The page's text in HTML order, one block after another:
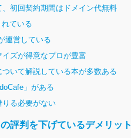
、初回契約期間はドメイン代無料
ている
運営している
ズが得意なプロが豊富
いて解説している本が多数ある
」がある
りる必要がない
評判を下げているデメリット